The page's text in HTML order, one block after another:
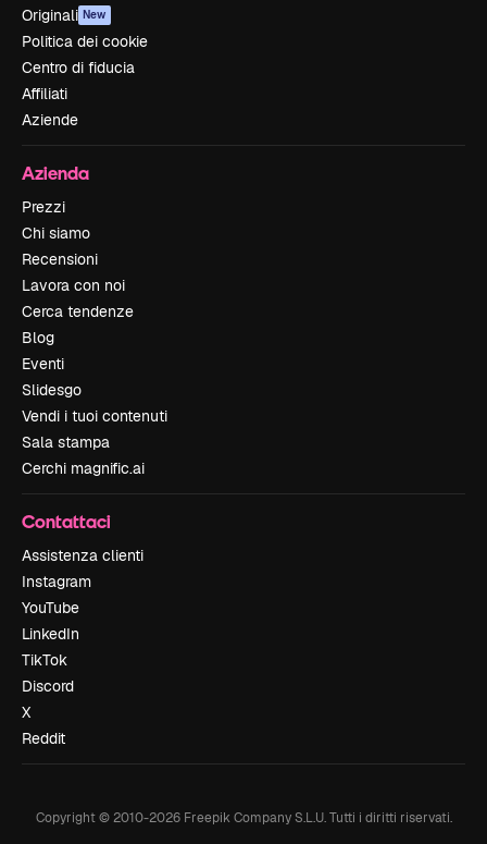
Originali New
Politica dei cookie
Centro di fiducia
Affiliati
Aziende
Azienda
Prezzi
Chi siamo
Recensioni
Lavora con noi
Cerca tendenze
Blog
Eventi
Slidesgo
Vendi i tuoi contenuti
Sala stampa
Cerchi magnific.ai
Contattaci
Assistenza clienti
Instagram
YouTube
LinkedIn
TikTok
Discord
X
Reddit
Copyright © 2010-2026Freepik Company S.L.U. Tutti i diritti riservati.